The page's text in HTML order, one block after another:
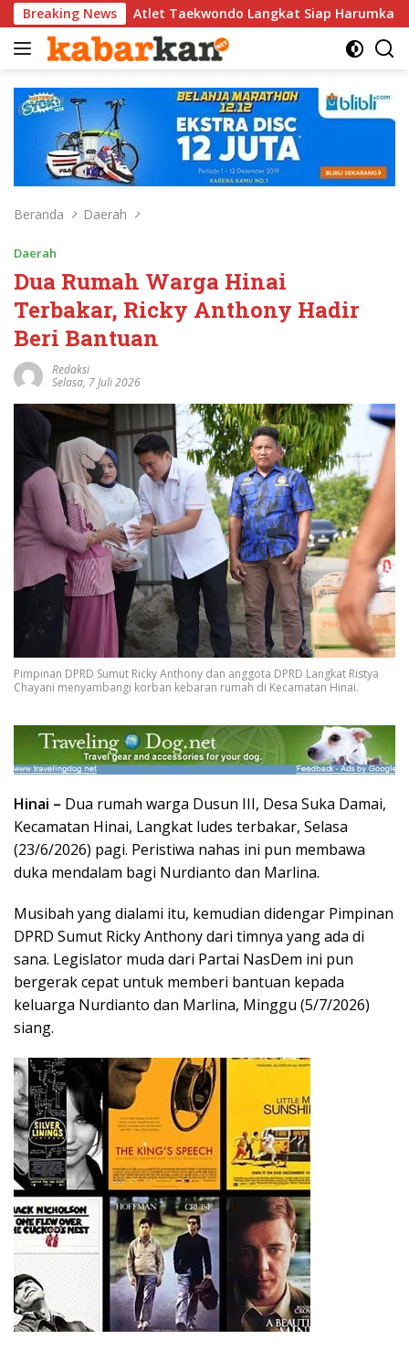
Langsung
ke
konten
Breaking News
Atlet Taekwondo Langkat Siap Harumkan Nama Indonesia
Beranda Daerah
Daerah
Dua Rumah Warga Hinai
Terbakar, Ricky Anthony Hadir
Beri Bantuan
Redaksi
Selasa, 7 Juli 2026
Pimpinan DPRD Sumut Ricky Anthony dan anggota DPRD Langkat Ristya
Chayani menyambangi korban kebaran rumah di Kecamatan Hinai.
Hinai – Dua rumah warga Dusun III, Desa Suka Damai,
Kecamatan Hinai, Langkat ludes terbakar, Selasa
(23/6/2026) pagi. Peristiwa nahas ini pun membawa
duka mendalam bagi Nurdianto dan Marlina.
Musibah yang dialami itu, kemudian didengar Pimpinan
DPRD Sumut Ricky Anthony dari timnya yang ada di
sana. Legislator muda dari Partai NasDem ini pun
bergerak cepat untuk memberi bantuan kepada
keluarga Nurdianto dan Marlina, Minggu (5/7/2026)
siang.